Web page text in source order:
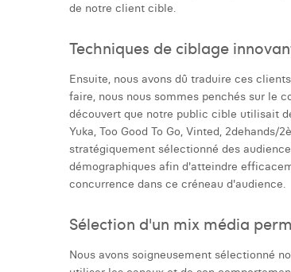
de notre client cible.
Techniques de ciblage
Ensuite, nous avons dû traduire ces
faire, nous nous sommes penchés sur le
découvert que notre public cible utilisait
Yuka, Too Good To Go, Vinted,
stratégiquement sélectionné des
démographiques afin d'atteindre
concurrence dans ce créneau d'audience.
Sélection d'un mix média
Nous avons soigneusement sélectionné